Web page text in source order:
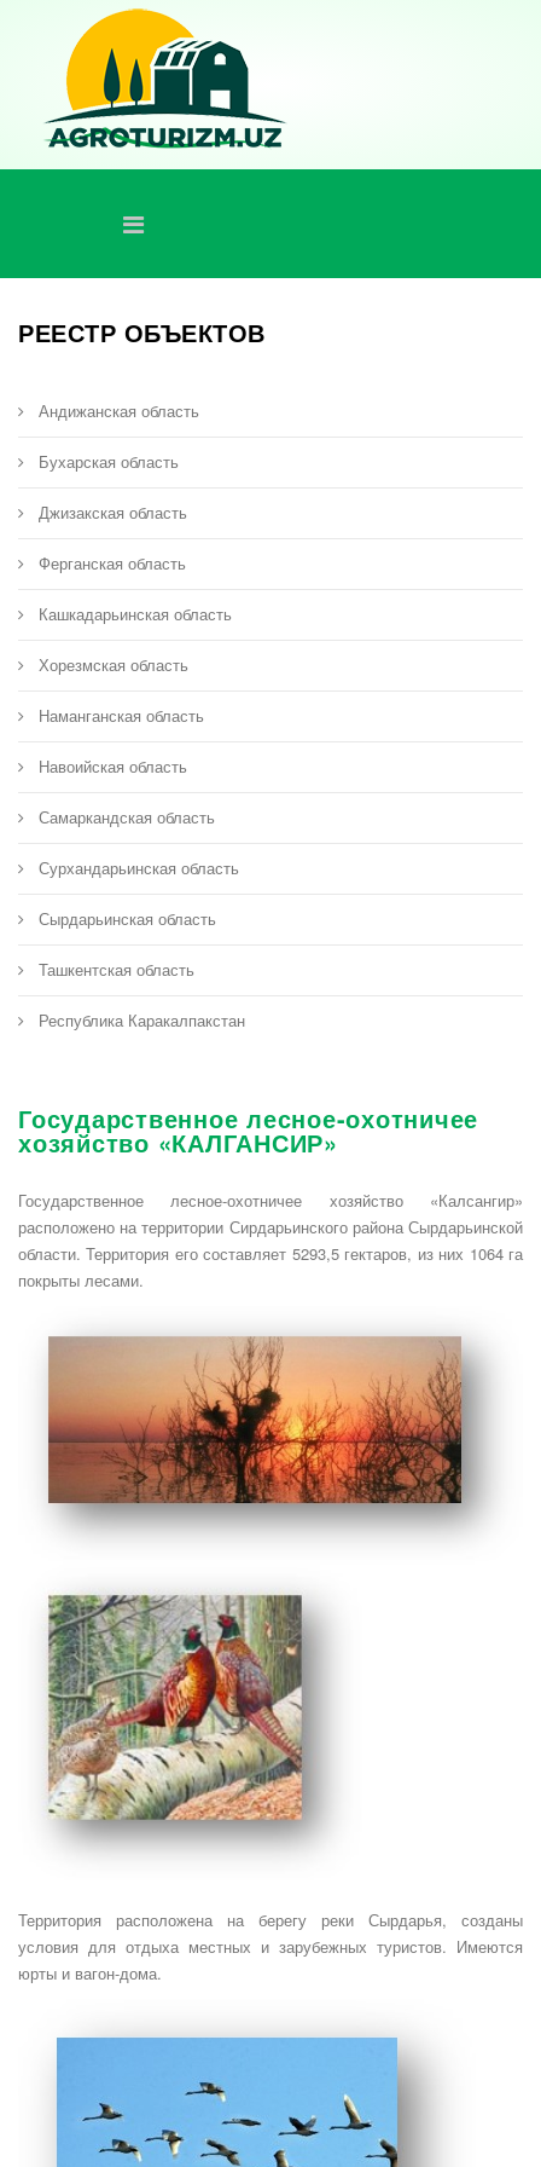
РЕЕСТР ОБЪЕКТОВ
Андижанская область
Бухарская область
Джизакская область
Ферганская область
Кашкадарьинская область
Хорезмская область
Наманганская область
Навоийская область
Самаркандская область
Сурхандарьинская область
Сырдарьинская область
Ташкентская область
Республика Каракалпакстан
Государственное лесное-охотничее
хозяйство «КАЛГАНСИР»
Государственное лесное-охотничее хозяйство «Калсангир»
расположено на территории Сирдарьинского района Сырдарьинской
области. Территория его составляет 5293,5 гектаров, из них 1064 га
покрыты лесами.
Территория расположена на берегу реки Сырдарья, созданы
условия для отдыха местных и зарубежных туристов. Имеются
юрты и вагон-дома.